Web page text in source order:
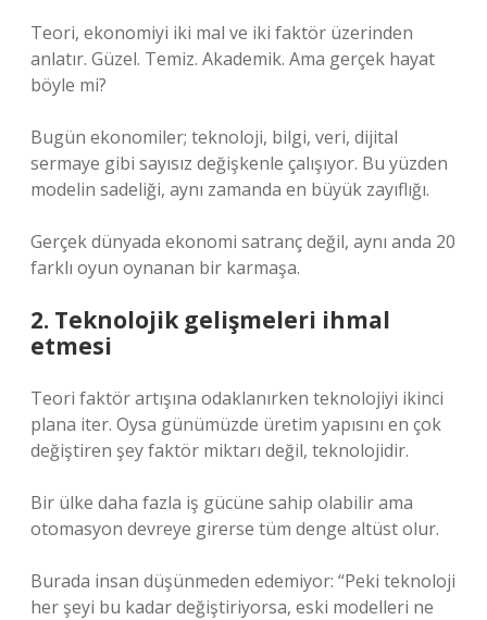
Teori, ekonomiyi iki mal ve iki faktör üzerinden
anlatır. Güzel. Temiz. Akademik. Ama gerçek hayat
böyle mi?
Bugün ekonomiler; teknoloji, bilgi, veri, dijital
sermaye gibi sayısız değişkenle çalışıyor. Bu yüzden
modelin sadeliği, aynı zamanda en büyük zayıflığı.
Gerçek dünyada ekonomi satranç değil, aynı anda 20
farklı oyun oynanan bir karmaşa.
2. Teknolojik gelişmeleri ihmal
etmesi
Teori faktör artışına odaklanırken teknolojiyi ikinci
plana iter. Oysa günümüzde üretim yapısını en çok
değiştiren şey faktör miktarı değil, teknolojidir.
Bir ülke daha fazla iş gücüne sahip olabilir ama
otomasyon devreye girerse tüm denge altüst olur.
Burada insan düşünmeden edemiyor: “Peki teknoloji
her şeyi bu kadar değiştiriyorsa, eski modelleri ne